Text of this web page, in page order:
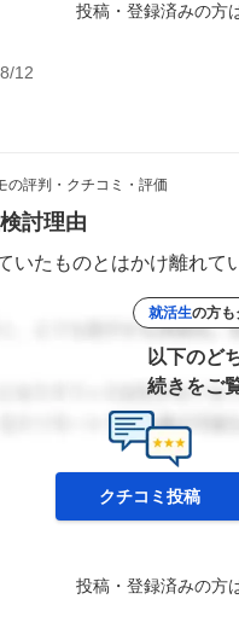
投稿・登録済みの方
12
の評判・クチコミ・評価
討理由
いたものとはかけ離れて
就活生の方も
以下のど
続きをご
クチコミ投稿
投稿・登録済みの方